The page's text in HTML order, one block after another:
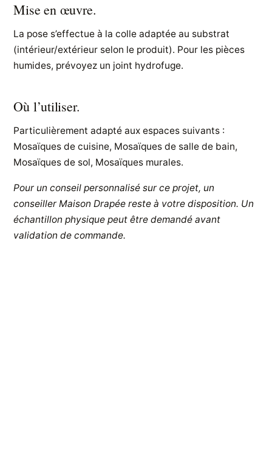
Mise en œuvre.
La pose s’effectue à la colle adaptée au substrat
(intérieur/extérieur selon le produit). Pour les pièces
humides, prévoyez un joint hydrofuge.
Où l’utiliser.
Particulièrement adapté aux espaces suivants :
Mosaïques de cuisine, Mosaïques de salle de bain,
Mosaïques de sol, Mosaïques murales.
Pour un conseil personnalisé sur ce projet, un
conseiller Maison Drapée reste à votre disposition. Un
échantillon physique peut être demandé avant
validation de commande.